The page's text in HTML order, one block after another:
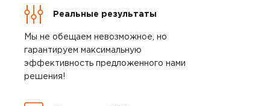
Реальные результаты
Мы не обещаем невозможное, но
гарантируем максимальную
эффективность предложенного нами
решения!